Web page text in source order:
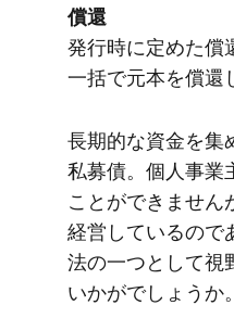
償還
発行時に​定めた​償
一括で​元本を​償還
長期的な​資金を​集
私募債。​個人事業
ことができません
経営しているので
法の​一つと​して​視
いかがでしょうか。